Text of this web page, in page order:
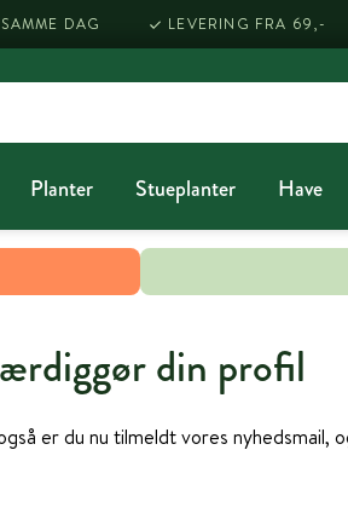
DAG LEVERING FRA 69,-
Planter Stueplanter Have
din profil
er du nu tilmeldt vores nyhedsmail,